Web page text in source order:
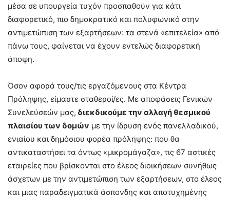
μέσα σε υπουργεία τυχόν προσπαθούν για κάτι
διαφορετικό, πιο δημοκρατικό και πολυφωνικό στην
αντιμετώπιση των εξαρτήσεων: τα στενά «επιτελεία» από
πάνω τους, φαίνεται να έχουν εντελώς διαφορετική
άποψη.
Όσον αφορά τους/τις εργαζόμενους στα Κέντρα
Πρόληψης, είμαστε σταθεροί/ες. Με αποφάσεις Γενικών
Συνελεύσεών μας, διεκδικούμε την αλλαγή θεσμικού
πλαισίου των δομών με την ίδρυση ενός πανελλαδικού,
ενιαίου και δημόσιου φορέα πρόληψης: που θα
αντικαταστήσει τα όντως «μικρομάγαζα», τις 67 αστικές
εταιρείες που βρίσκονται στο έλεος διοικήσεων συνήθως
άσχετων με την αντιμετώπιση των εξαρτήσεων, στο έλεος
και μιας παραδειγματικά άσπονδης και αποτυχημένης